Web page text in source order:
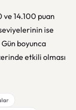
14.100 puan
ise
boyunca
etkili olması